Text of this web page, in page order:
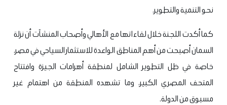
نحو التنمية والتطوير.
كما أكدت اللجنة خلال لقاءاتها مع الأهالي وأصحاب المنشآت أن نزلة
السمان أصبحت من أهم المناطق الواعدة للاستثمار السياحي في مصر،
خاصة في ظل التطوير الشامل لمنطقة أهرامات الجيزة وافتتاح
المتحف المصري الكبير، وما تشهده المنطقة من اهتمام غير
مسبوق من الدولة.